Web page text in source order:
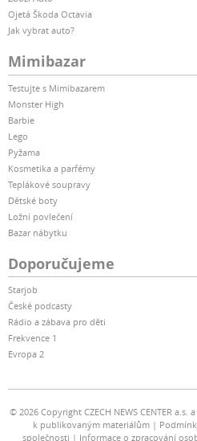
Ojetá Škoda Octavia
Jak vybrat auto?
Mimibazar
Testujte s Mimibazarem
Monster High
Barbie
Lego
Pyžama
Kosmetika a parfémy
Teplákové soupravy
Dětské boty
Ložní povlečení
Bazar nábytku
Doporučujeme
Starjob
České podcasty
Rádio a zábava pro děti
Frekvence 1
Evropa 2
© 2026 Copyright CZECH NEWS CENTER a.s.
k publikovaným materiálům
společnosti
Informace o zpracování